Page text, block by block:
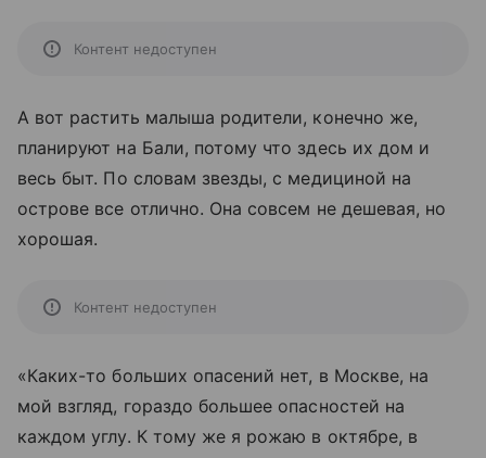
Контент недоступен
А вот растить малыша родители, конечно же,
планируют на Бали, потому что здесь их дом и
весь быт. По словам звезды, с медициной на
острове все отлично. Она совсем не дешевая, но
хорошая.
Контент недоступен
«Каких-то больших опасений нет, в Москве, на
мой взгляд, гораздо большее опасностей на
каждом углу. К тому же я рожаю в октябре, в